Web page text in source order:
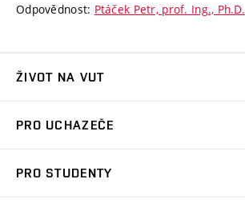
Odpovědnost: Ptáček Petr, prof. Ing., Ph.D.
ŽIVOT NA VUT
Koleje
PRO UCHAZEČE
PRO STUDENTY